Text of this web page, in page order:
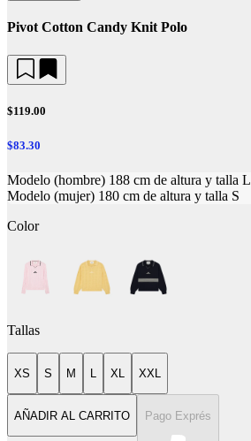
Pivot Cotton Candy Knit Polo
$119.00
$83.30
Modelo (hombre) 188 cm de altura y talla L
Modelo (mujer) 180 cm de altura y talla S
Color
Tallas
XS S M L XL XXL
AÑADIR AL CARRITO Pago Exprés